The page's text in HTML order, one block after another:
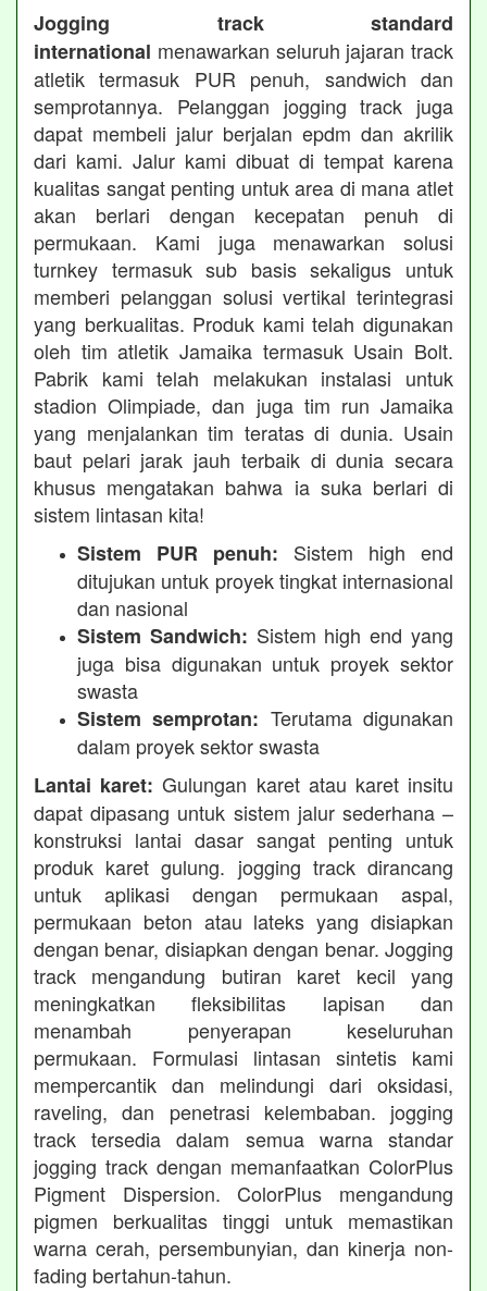
Jogging track standard
international menawarkan seluruh jajaran track
atletik termasuk PUR penuh, sandwich dan
semprotannya. Pelanggan jogging track juga
dapat membeli jalur berjalan epdm dan akrilik
dari kami. Jalur kami dibuat di tempat karena
kualitas sangat penting untuk area di mana atlet
akan berlari dengan kecepatan penuh di
permukaan. Kami juga menawarkan solusi
turnkey termasuk sub basis sekaligus untuk
memberi pelanggan solusi vertikal terintegrasi
yang berkualitas. Produk kami telah digunakan
oleh tim atletik Jamaika termasuk Usain Bolt.
Pabrik kami telah melakukan instalasi untuk
stadion Olimpiade, dan juga tim run Jamaika
yang menjalankan tim teratas di dunia. Usain
baut pelari jarak jauh terbaik di dunia secara
khusus mengatakan bahwa ia suka berlari di
sistem lintasan kita!
Sistem PUR penuh: Sistem high end
ditujukan untuk proyek tingkat internasional
dan nasional
Sistem Sandwich: Sistem high end yang
juga bisa digunakan untuk proyek sektor
swasta
Sistem semprotan: Terutama digunakan
dalam proyek sektor swasta
Lantai karet: Gulungan karet atau karet insitu
dapat dipasang untuk sistem jalur sederhana –
konstruksi lantai dasar sangat penting untuk
produk karet gulung. jogging track dirancang
untuk aplikasi dengan permukaan aspal,
permukaan beton atau lateks yang disiapkan
dengan benar, disiapkan dengan benar. Jogging
track mengandung butiran karet kecil yang
meningkatkan fleksibilitas lapisan dan
menambah penyerapan keseluruhan
permukaan. Formulasi lintasan sintetis kami
mempercantik dan melindungi dari oksidasi,
raveling, dan penetrasi kelembaban. jogging
track tersedia dalam semua warna standar
jogging track dengan memanfaatkan ColorPlus
Pigment Dispersion. ColorPlus mengandung
pigmen berkualitas tinggi untuk memastikan
warna cerah, persembunyian, dan kinerja non-
fading bertahun-tahun.